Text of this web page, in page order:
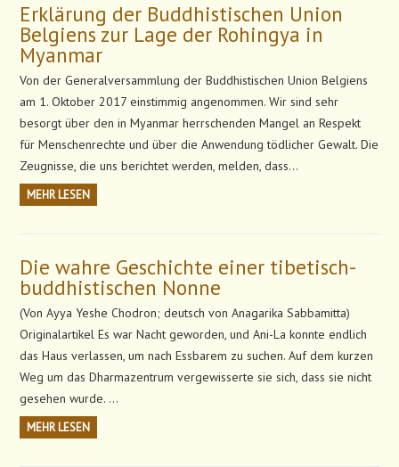
Erklärung der Buddhistischen Union
Belgiens zur Lage der Rohingya in
Myanmar
Von der Generalversammlung der Buddhistischen Union Belgiens
am 1. Oktober 2017 einstimmig angenommen. Wir sind sehr
besorgt über den in Myanmar herrschenden Mangel an Respekt
für Menschenrechte und über die Anwendung tödlicher Gewalt. Die
Zeugnisse, die uns berichtet werden, melden, dass…
MEHR LESEN
Die wahre Geschichte einer tibetisch-
buddhistischen Nonne
(Von Ayya Yeshe Chodron; deutsch von Anagarika Sabbamitta)
Originalartikel Es war Nacht geworden, und Ani-La konnte endlich
das Haus verlassen, um nach Essbarem zu suchen. Auf dem kurzen
Weg um das Dharmazentrum vergewisserte sie sich, dass sie nicht
gesehen wurde. …
MEHR LESEN